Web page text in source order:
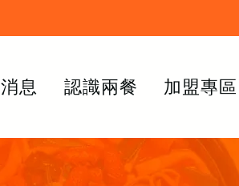
息 認識兩餐 加盟專區